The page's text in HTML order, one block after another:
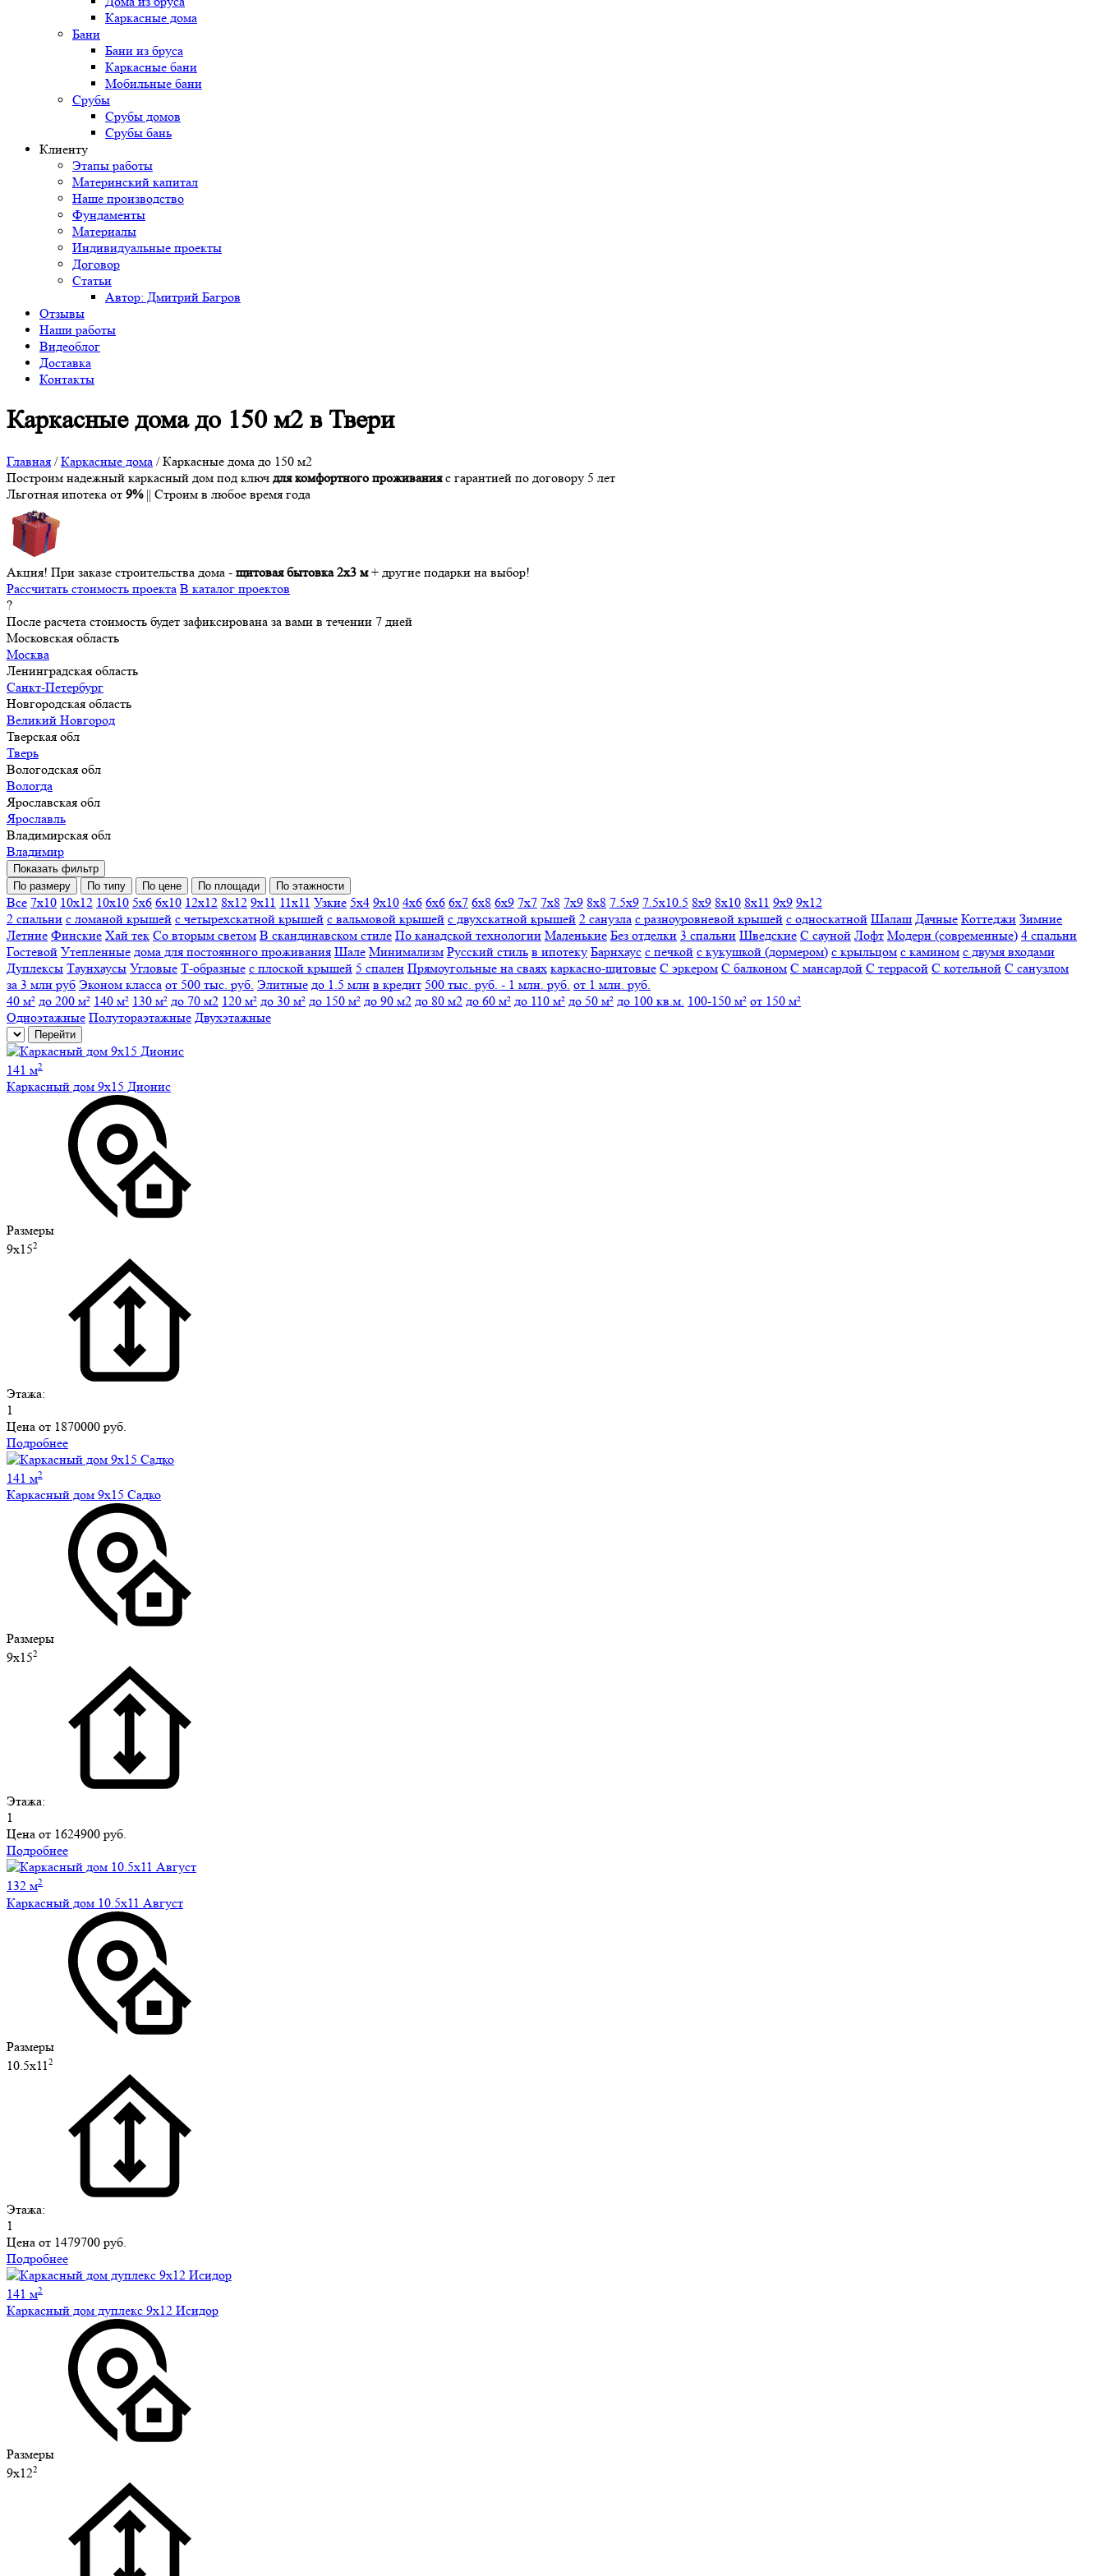
Каркасные дома
Бани
Бани из бруса
Каркасные бани
Мобильные бани
Срубы
Срубы домов
Срубы бань
Клиенту
Этапы работы
Материнский капитал
Наше производство
Фундаменты
Материалы
Индивидуальные проекты
Договор
Статьи
Автор: Дмитрий Багров
Отзывы
Наши работы
Видеоблог
Доставка
Контакты
Каркасные дома до 150 м2 в Твери
Главная /Каркасные дома /Каркасные дома до 150 м2
Построим надежный каркасный дом под ключ для комфортного проживанияс гарантией по договору 5 лет
Льготная ипотека от 9%|| Строим в любое время года
Акция! При заказе строительства дома - щитовая бытовка 2х3 м+ другие подарки на выбор!
Рассчитать стоимость проекта В каталог проектов
?
После расчета стоимость будет зафиксирована за вами в течении 7 дней
Московская область
Москва
Ленинградская область
Санкт-Петербург
Новгородская область
Великий Новгород
Тверская обл
Тверь
Вологодская обл
Вологда
Ярославская обл
Ярославль
Владимирская обл
Владимир
Показать фильтр
По размеру
По типу По цене По площади По этажности
Все 7х10 10х12 10х10 5х6 6х10 12х12 8х12 9х11 11х11 Узкие 5х4 9х10 4х6 6х6 6х7 6х8 6х9 7х7 7х8 7х9 8х8 7.5х9 7.5х10.5 8х9 8х10 8х11 9х9 9х12
2 спальни с ломаной крышей с четырехскатной крышей с вальмовой крышей с двухскатной крышей 2 санузла с разноуровневой крышей с односкатной Шалаш Дачные Коттеджи Зимние
Летние Финские Хай тек Со вторым светом В скандинавском стиле По канадской технологии Маленькие Без отделки 3 спальни Шведские С сауной Лофт Модерн (современные) 4 спальни
Гостевой Утепленные дома для постоянного проживания Шале Минимализм Русский стиль в ипотеку Барнхаус с печкой с кукушкой (дормером) с крыльцом с камином с двумя входами
Дуплексы Таунхаусы Угловые Т-образные с плоской крышей 5 спален Прямоугольные на сваях каркасно-щитовые С эркером С балконом С мансардой С террасой С котельной С санузлом
за 3 млн руб Эконом класса от 500 тыс. руб. Элитные до 1.5 млн в кредит 500 тыс. руб. - 1 млн. руб. от 1 млн. руб.
40 м² до 200 м² 140 м² 130 м² до 70 м2 120 м² до 30 м² до 150 м² до 90 м2 до 80 м2 до 60 м² до 110 м² до 50 м² до 100 кв.м. 100-150 м² от 150 м²
Одноэтажные Полутораэтажные Двухэтажные
Перейти
141 м2
Каркасный дом 9х15 Дионис
Размеры
9х152
Этажа:
1
Цена от 1870000 руб.
Подробнее
141 м2
Каркасный дом 9х15 Садко
Размеры
9х152
Этажа:
1
Цена от 1624900 руб.
Подробнее
132 м2
Каркасный дом 10.5х11 Август
Размеры
10.5х112
Этажа:
1
Цена от 1479700 руб.
Подробнее
141 м2
Каркасный дом дуплекс 9х12 Исидор
Размеры
9х122